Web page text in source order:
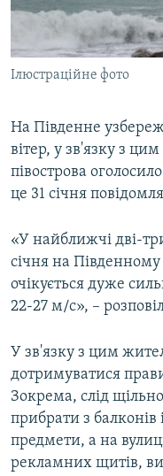
ВІДЕОУРОКИ «ELIFBE»
СВІДЧЕННЯ ОКУПАЦІЇ
УКРАЇНСЬКА ПРОБЛЕМА
Русский
Qırımtatar
Усі сайти RFE/RL
Ілюстраційне фото
На Південне
вітер, у зв'язку з
півострова
це 31 січня
«У найближчі дві-
січня на
очікується дуже
22-27 м/с», –
У зв'язку з цим
дотримуватися
Зокрема, слід
прибрати з балконів
предмети, а на
рекламних щитів,